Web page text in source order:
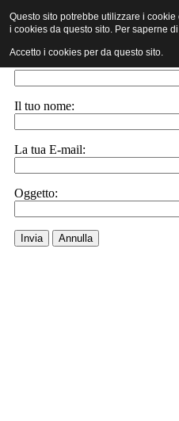
Invia ad un amico.
Il tuo nome:
La tua E-mail:
Oggetto:
Invia Annulla
Questo sito potrebbe utilizzare i
i cookies da questo sito. Per saperne
Accetto i cookies per da questo sito.